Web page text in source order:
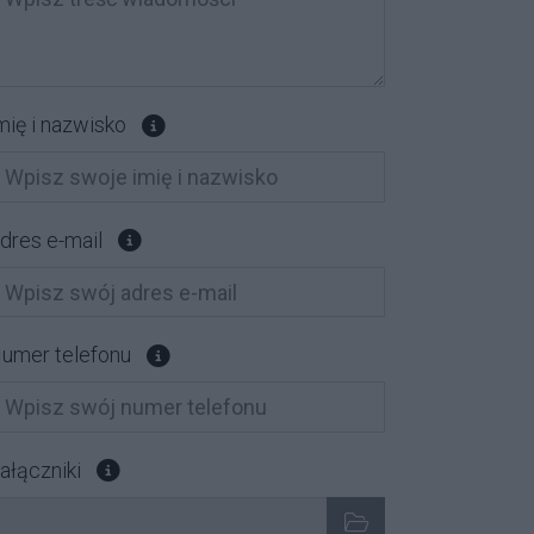
i nazwisko Pole opcjonalne
e-mail Pole opcjonalne
telefonu Pole opcjonalne
Załącz pliki, które chcesz wysłać. Pole opcjonalne